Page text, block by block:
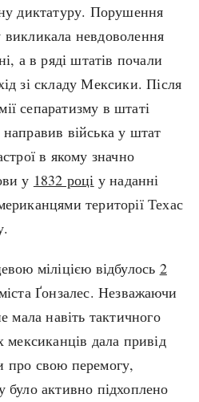
диктатуру. Порушення
невдоволення
а в ряді штатів почали
зі складу Мексики. Після
сепаратизму в штаті
війська у штат
в якому значно
у 1832 році у наданні
території Техас
міліцією відбулось 2
Ґонзалес. Незважаючи
мала навіть тактичного
мексиканців дала привід
про свою перемогу,
було активно підхоплено